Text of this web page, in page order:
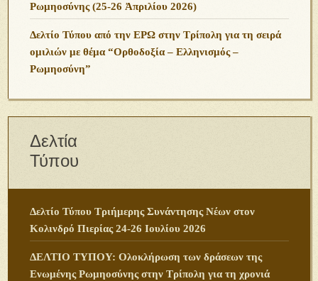
Ρωμηοσύνης (25-26 Ἀπριλίου 2026)
Δελτίο Τύπου από την ΕΡΩ στην Τρίπολη για τη σειρά
ομιλιών με θέμα “Ορθοδοξία – Ελληνισμός –
Ρωμηοσύνη”
Δελτία
Τύπου
Δελτίο Τύπου Τριήμερης Συνάντησης Νέων στον
Κολινδρό Πιερίας 24-26 Ιουλίου 2026
ΔΕΛΤΙΟ ΤΥΠΟΥ: Ολοκλήρωση των δράσεων της
Ενωμένης Ρωμηοσύνης στην Τρίπολη για τη χρονιά